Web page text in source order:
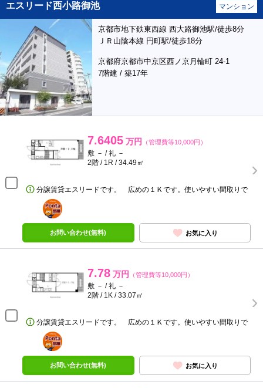
エスリード西小路御池 マンション
京都市地下鉄東西線 西大路御池駅/徒歩8分
ＪＲ山陰本線 円町駅/徒歩18分
京都府京都市中京区西ノ京月輪町 24-1
7階建 / 築17年
7.6405 万円 （管理費等10,000円）
敷 － / 礼 －
2階 / 1R / 34.49㎡
分譲賃貸エスリードです。 広めの１Ｋです。使いやすい間取りで
ポンタ
部屋
お問い合わせ(無料) お気に入り
7.78 万円 （管理費等10,000円）
敷 － / 礼 －
2階 / 1K / 33.07㎡
分譲賃貸エスリードです。 広めの１Ｋです。使いやすい間取りで
ポンタ
部屋
お問い合わせ(無料) お気に入り